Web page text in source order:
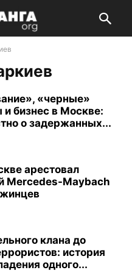
«черные»
и бизнес в Москве:
о задержанных...
арестовал
Mercedes-Maybach
клана до
история
одного...